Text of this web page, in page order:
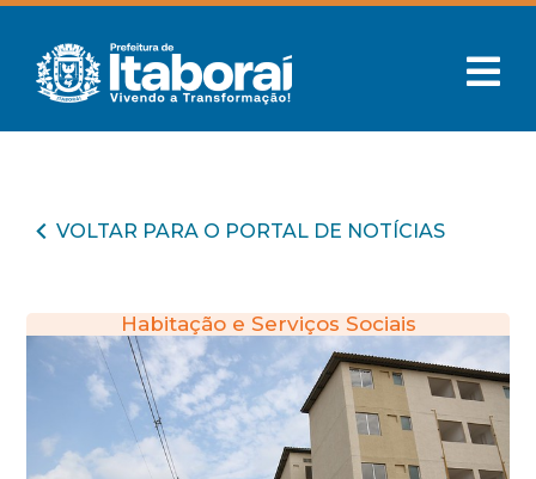
VOLTAR PARA O PORTAL DE NOTÍCIAS
Habitação e Serviços Sociais